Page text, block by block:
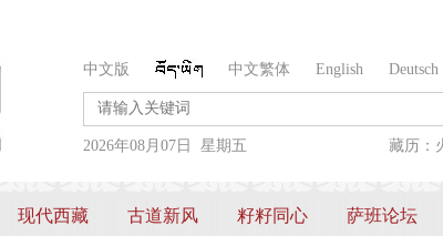
中文版 中文繁体 English Deutsch
2026年08月07日 星期五 藏历：
现代西藏 古道新风 籽籽同心 萨班论坛